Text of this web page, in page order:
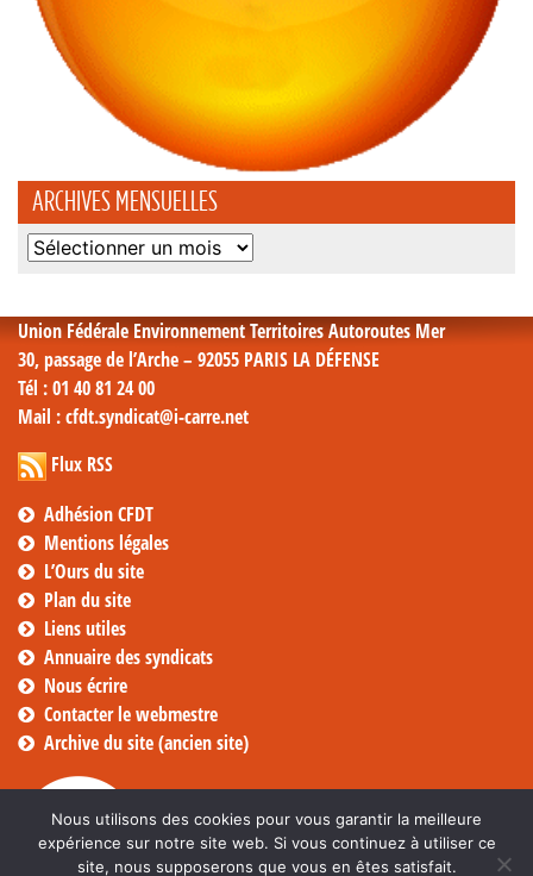
ARCHIVES MENSUELLES
Archives
Union Fédérale Environnement Territoires Autoroutes Mer
30, passage de l’Arche – 92055 PARIS LA DÉFENSE
Tél : 01 40 81 24 00
Mail : cfdt.syndicat@i-carre.net
Flux RSS
Adhésion CFDT
Mentions légales
L’Ours du site
Plan du site
Liens utiles
Annuaire des syndicats
Nous écrire
Contacter le webmestre
Archive du site (ancien site)
Nous utilisons des cookies pour vous garantir la meilleure
expérience sur notre site web. Si vous continuez à utiliser ce
site, nous supposerons que vous en êtes satisfait.